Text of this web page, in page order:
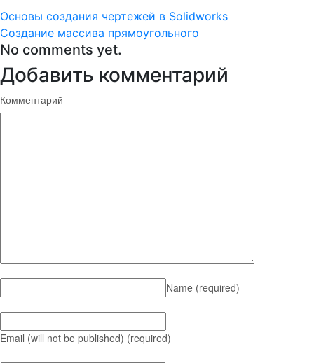
Основы создания чертежей в Solidworks
Создание массива прямоугольного
No comments yet.
Добавить комментарий
Комментарий
Name (required)
Email (will not be published) (required)